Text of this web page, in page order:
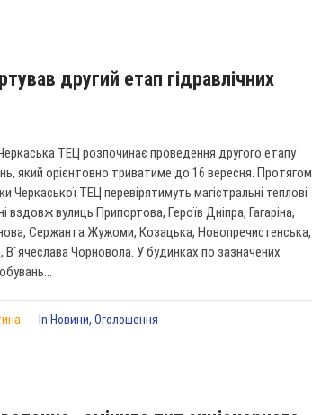
другий етап гідравлічних
ТЕЦ розпочинає проведення другого етапу
який орієнтовно триватиме до 16 вересня. Протягом
Черкаської ТЕЦ перевірятимуть магістральні теплові
вулиць Припортова, Героїв Дніпра, Гагаріна,
Сержанта Жужоми, Козацька, Новопречистенська,
Чорновола. У будинках по зазначених
In Новини,Оголошення